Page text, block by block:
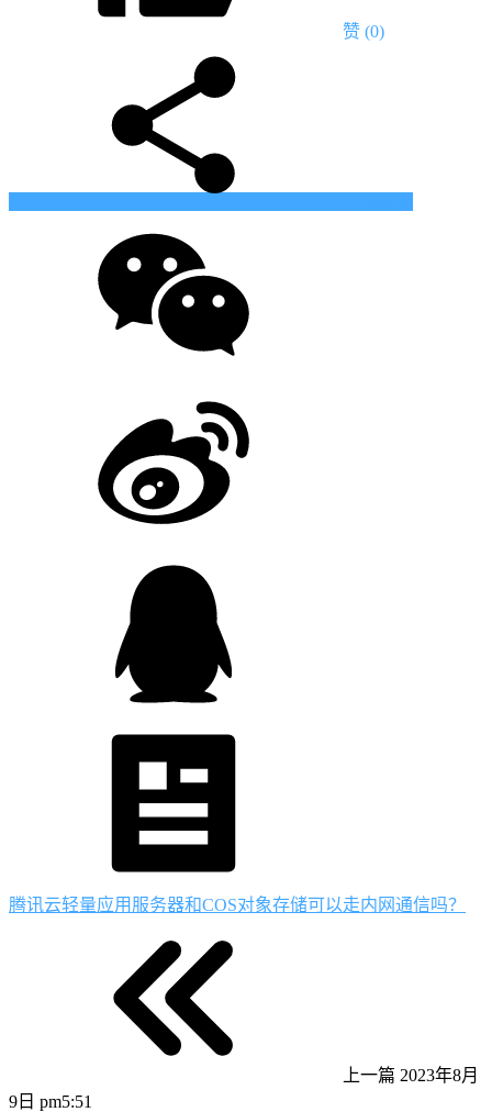
赞 (0)
腾讯云轻量应用服务器和COS对象存储可以走内网通信吗？
上一篇 2023年8月
9日 pm5:51